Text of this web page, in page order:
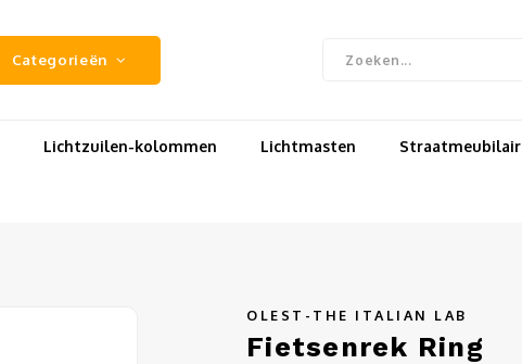
Categorieën
Lichtzuilen-kolommen Lichtmasten Straatmeubilair
OLEST-THE ITALIAN LAB
Fietsenrek Ring